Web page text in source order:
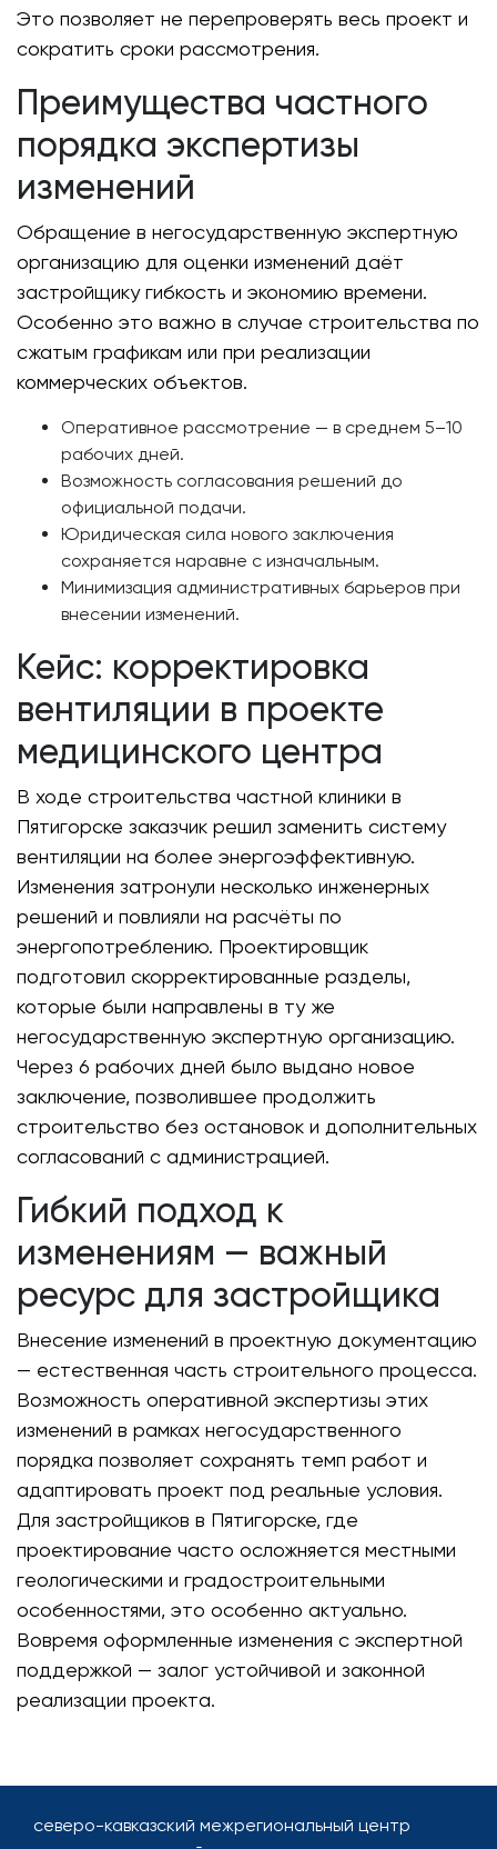
Это позволяет не перепроверять весь проект и
сократить сроки рассмотрения.
Преимущества частного
порядка экспертизы
изменений
Обращение в негосударственную экспертную
организацию для оценки изменений даёт
застройщику гибкость и экономию времени.
Особенно это важно в случае строительства по
сжатым графикам или при реализации
коммерческих объектов.
Оперативное рассмотрение — в среднем 5–10
рабочих дней.
Возможность согласования решений до
официальной подачи.
Юридическая сила нового заключения
сохраняется наравне с изначальным.
Минимизация административных барьеров при
внесении изменений.
Кейс: корректировка
вентиляции в проекте
медицинского центра
В ходе строительства частной клиники в
Пятигорске заказчик решил заменить систему
вентиляции на более энергоэффективную.
Изменения затронули несколько инженерных
решений и повлияли на расчёты по
энергопотреблению. Проектировщик
подготовил скорректированные разделы,
которые были направлены в ту же
негосударственную экспертную организацию.
Через 6 рабочих дней было выдано новое
заключение, позволившее продолжить
строительство без остановок и дополнительных
согласований с администрацией.
Гибкий подход к
изменениям — важный
ресурс для застройщика
Внесение изменений в проектную документацию
— естественная часть строительного процесса.
Возможность оперативной экспертизы этих
изменений в рамках негосударственного
порядка позволяет сохранять темп работ и
адаптировать проект под реальные условия.
Для застройщиков в Пятигорске, где
проектирование часто осложняется местными
геологическими и градостроительными
особенностями, это особенно актуально.
Вовремя оформленные изменения с экспертной
поддержкой — залог устойчивой и законной
реализации проекта.
северо-кавказский межрегиональный центр